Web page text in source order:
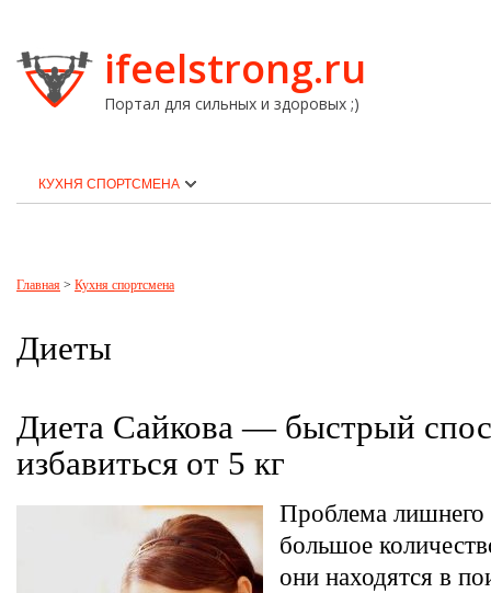
ifeelstrong.ru
Портал для сильных и здоровых ;)
КУХНЯ СПОРТСМЕНА
Главная > Кухня спортсмена
Диеты
Диета Сайкова — быстрый
избавиться от 5 кг
Проблема лишнего
большое
они находятся в